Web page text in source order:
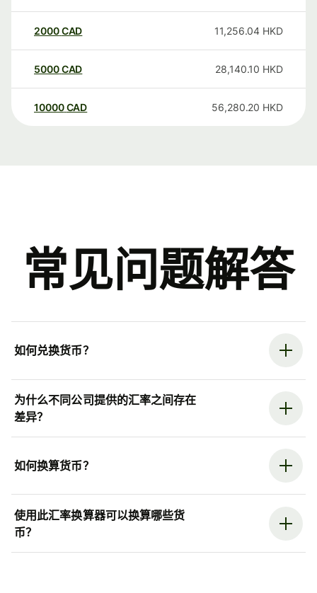
2000CAD 11,256.04 HKD
5000CAD 28,140.10 HKD
10000 CAD 56,280.20 HKD
常见问题解答
如何兑换货币？
为什么不同公司提供的汇率之间存在
差异？
如何换算货币？
使用此汇率换算器可以换算哪些货
币？